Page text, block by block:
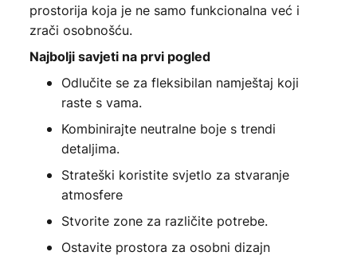
prostorija koja je ne samo funkcionalna već i
zrači osobnošću.
Najbolji savjeti na prvi pogled
Odlučite se za fleksibilan namještaj koji
raste s vama.
Kombinirajte neutralne boje s trendi
detaljima.
Strateški koristite svjetlo za stvaranje
atmosfere
Stvorite zone za različite potrebe.
Ostavite prostora za osobni dizajn